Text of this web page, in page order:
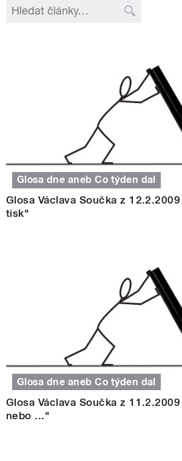
Glosa dne aneb Co týden dal
Glosa Václava Součka z
tisk"
Glosa dne aneb Co týden dal
Glosa Václava Součka z
nebo ..."